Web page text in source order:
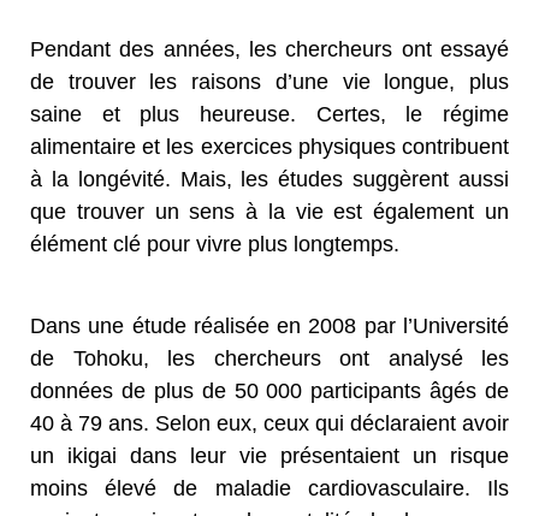
Pendant des années, les chercheurs ont essayé
de trouver les raisons d’une vie longue, plus
saine et plus heureuse. Certes, le régime
alimentaire et les exercices physiques contribuent
à la longévité. Mais, les études suggèrent aussi
que trouver un sens à la vie est également un
élément clé pour vivre plus longtemps.
Dans une étude réalisée en 2008 par l’Université
de Tohoku, les chercheurs ont analysé les
données de plus de 50 000 participants âgés de
40 à 79 ans. Selon eux, ceux qui déclaraient avoir
un ikigai dans leur vie présentaient un risque
moins élevé de maladie cardiovasculaire. Ils